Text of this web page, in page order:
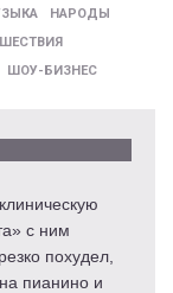
НАРОДЫ
ШОУ-БИЗНЕС
с ним
похудел,
пианино и